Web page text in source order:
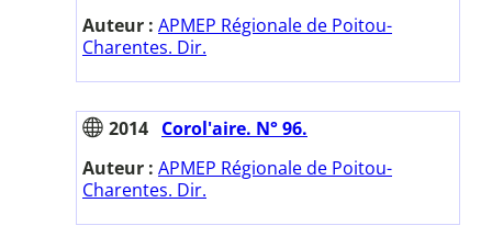
Auteur : APMEP Régionale de Poitou-
Charentes. Dir.
2014 Corol'aire. N° 96.
Auteur : APMEP Régionale de Poitou-
Charentes. Dir.